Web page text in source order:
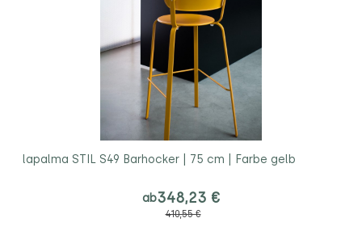
lapalma STIL S49 Barhocker | 75 cm | Farbe gelb
ab348,23 €
410,55 €